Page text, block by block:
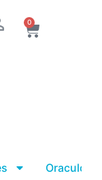
0
Oraculo y